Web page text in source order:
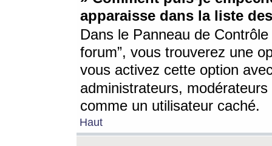
apparaisse dans la liste
Dans le Panneau de
forum”, vous trouverez une
vous activez cette option
administrateurs,
comme un utilisateur caché.
Haut